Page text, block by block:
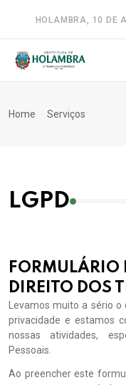
HOLAMBRA, 10 DE
Home Serviços
LGPD
FORMULÁRIO
DIREITO DOS
Levamos muito a sério
privacidade e estamos
nossas atividades,
Pessoais.
Ao preencher este